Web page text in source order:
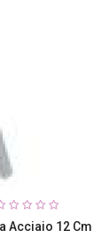
Acciaio 12 Cm